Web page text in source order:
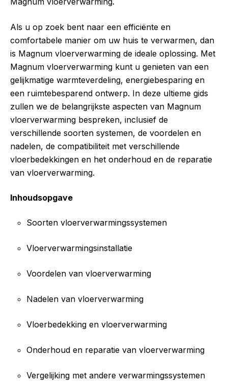
Als u op zoek bent naar een efficiënte en
comfortabele manier om uw huis te verwarmen, dan
is Magnum vloerverwarming de ideale oplossing. Met
Magnum vloerverwarming kunt u genieten van een
gelijkmatige warmteverdeling, energiebesparing en
een ruimtebesparend ontwerp. In deze ultieme gids
zullen we de belangrijkste aspecten van Magnum
vloerverwarming bespreken, inclusief de
verschillende soorten systemen, de voordelen en
nadelen, de compatibiliteit met verschillende
vloerbedekkingen en het onderhoud en de reparatie
van vloerverwarming.
Inhoudsopgave
Soorten vloerverwarmingssystemen
Vloerverwarmingsinstallatie
Voordelen van vloerverwarming
Nadelen van vloerverwarming
Vloerbedekking en vloerverwarming
Onderhoud en reparatie van vloerverwarming
Vergelijking met andere verwarmingssystemen